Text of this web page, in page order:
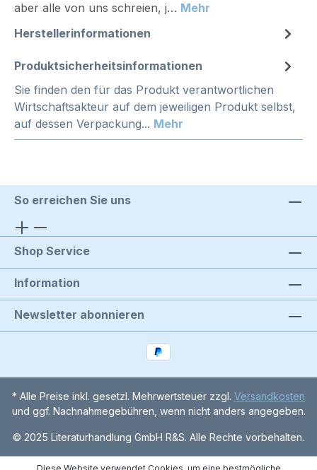
aber alle von uns schreien, j… Mehr
Herstellerinformationen
Produktsicherheitsinformationen
Sie finden den für das Produkt verantwortlichen
Wirtschaftsakteur auf dem jeweiligen Produkt selbst,
auf dessen Verpackung... Mehr
So erreichen Sie uns
Shop Service
Information
Newsletter abonnieren
* Alle Preise inkl. gesetzl. Mehrwertsteuer zzgl. Versandkosten
und ggf. Nachnahmegebühren, wenn nicht anders angegeben.
© 2025 Literaturhandlung GmbH R&S. Alle Rechte vorbehalten.